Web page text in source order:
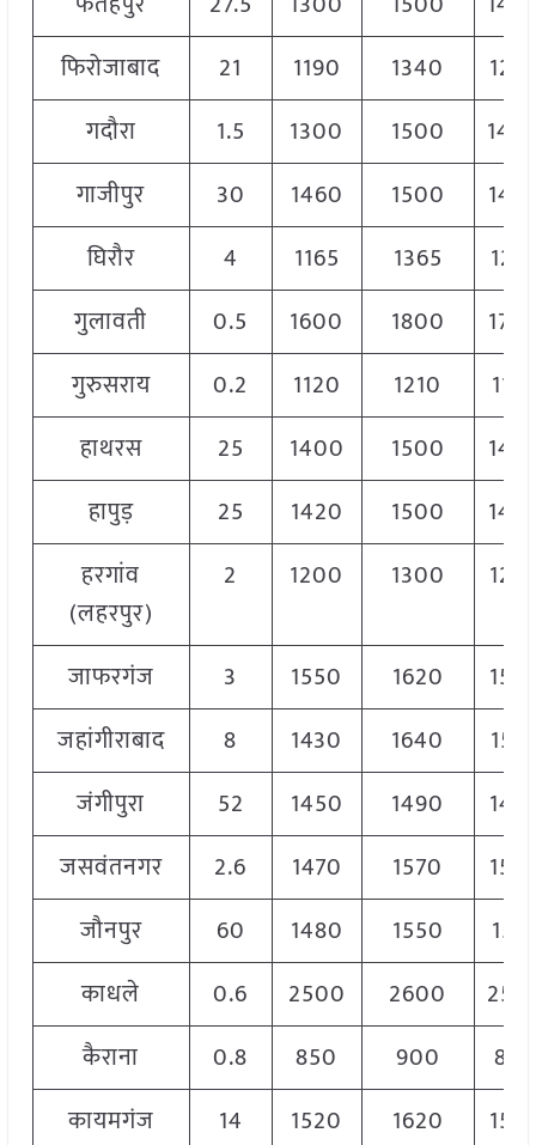
फिरोजाबाद
21 1190 1340
गदौरा
1.5 1300 1500
गाजीपुर
30 1460 1500
घिरौर
4 1165 1365
गुलावती
0.5 1600 1800
गुरुसराय
0.2 1120 1210
हाथरस
25 1400 1500
हापुड़
25 1420 1500
हरगांव
(लहरपुर)
2 1200 1300
जाफरगंज 3 1550 1620
जहांगीराबाद
8 1430 1640
जंगीपुरा
52 1450 1490
जसवंतनगर
2.6 1470 1570
जौनपुर
60 1480 1550
काधले
0.6 2500 2600
कैराना
0.8 850 900
880
कायमगंज
14 1520 1620